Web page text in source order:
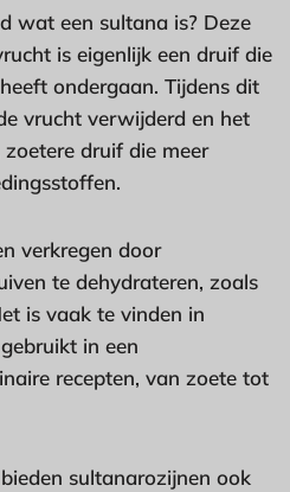
wat een sultana is? Deze
is eigenlijk een druif die
ondergaan. Tijdens dit
vrucht verwijderd en het
druif die meer
verkregen door
te dehydrateren, zoals
is vaak te vinden in
in een
recepten, van zoete tot
sultanarozijnen ook